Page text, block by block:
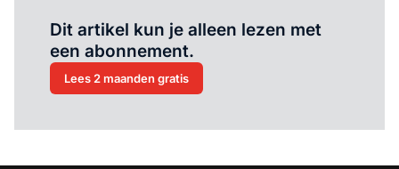
Dit artikel kun je alleen lezen met
een abonnement.
Lees 2 maanden gratis